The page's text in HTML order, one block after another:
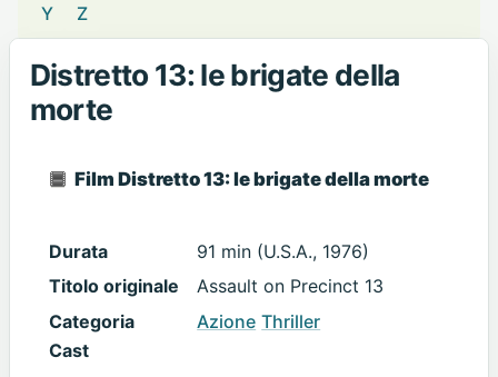
Y
Z
Distretto 13: le brigate della
morte
Film Distretto 13: le brigate della morte
Durata
91 min (U.S.A., 1976)
Titolo originale
Assault on Precinct 13
Categoria
Azione Thriller
Cast